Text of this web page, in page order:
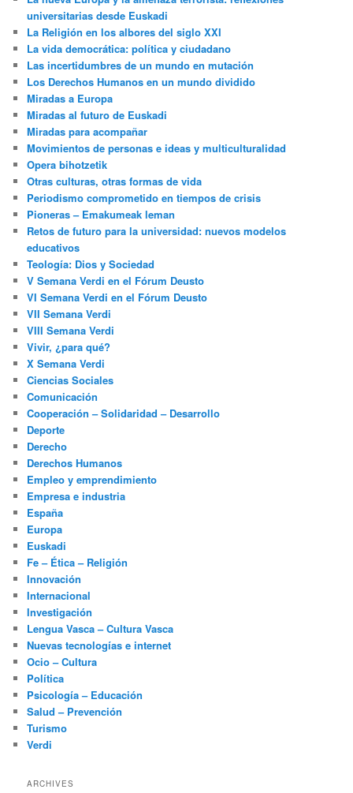
universitarias desde Euskadi
La Religión en los albores del siglo XXI
La vida democrática: política y ciudadano
Las incertidumbres de un mundo en mutación
Los Derechos Humanos en un mundo dividido
Miradas a Europa
Miradas al futuro de Euskadi
Miradas para acompañar
Movimientos de personas e ideas y multiculturalidad
Opera bihotzetik
Otras culturas, otras formas de vida
Periodismo comprometido en tiempos de crisis
Pioneras – Emakumeak leman
Retos de futuro para la universidad: nuevos modelos
educativos
Teología: Dios y Sociedad
V Semana Verdi en el Fórum Deusto
VI Semana Verdi en el Fórum Deusto
VII Semana Verdi
VIII Semana Verdi
Vivir, ¿para qué?
X Semana Verdi
Ciencias Sociales
Comunicación
Cooperación – Solidaridad – Desarrollo
Deporte
Derecho
Derechos Humanos
Empleo y emprendimiento
Empresa e industria
España
Europa
Euskadi
Fe – Ética – Religión
Innovación
Internacional
Investigación
Lengua Vasca – Cultura Vasca
Nuevas tecnologías e internet
Ocio – Cultura
Política
Psicología – Educación
Salud – Prevención
Turismo
Verdi
ARCHIVES